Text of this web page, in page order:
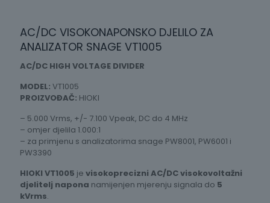
AC/DC VISOKONAPONSKO DJELILO ZA
ANALIZATOR SNAGE VT1005
AC/DC HIGH VOLTAGE DIVIDER
MODEL: VT1005
PROIZVOĐAČ: HIOKI
– 5.000 Vrms, +/- 7.100 Vpeak, DC do 4 MHz
– omjer djelila 1.000:1
– za primjenu s analizatorima snage PW8001, PW6001 i
PW3390
HIOKI VT1005 je visokoprecizni AC/DC visokovoltažni
djelitelj napona namijenjen mjerenju signala do 5
kVrms.